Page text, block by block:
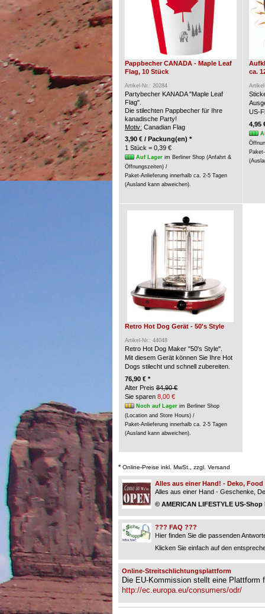
Pappbecher CANADA - Maple Leaf
Flag, 10 Stück
Artikel-Nr.: 20284
Partybecher KANADA "Maple Leaf
Flag".
Die stilechten Pappbecher für Ihre
kanadische Party!
Motiv: Canadian Flag
3,90 € / Packung(en) *
1 Stück = 0,39 €
Auf Lagerim Berliner Shop (Anfahrt &
Öffnungszeiten) /
Paket-Anlieferung innerhalb ca. 2-5 Tagen
(Ausland kann abweichen).
ca.
US-
4,95
Retro Hot Dog Gerät - 50's Style
Artikel-Nr.: 44048
Retro Hot Dog Maker "50's Style".
Mit diesem Gerät können Sie Ihre Hot
Dogs stilecht und schnell zubereiten.
76,90 € *
Alter Preis 84,90 €
Sie sparen 8,00 €
Noch auf Lagerim Berliner Shop
(Location and Store Hours) /
Paket-Anlieferung innerhalb ca. 2-5 Tagen
(Ausland kann abweichen).
* Online-Preise inkl. MwSt., zzgl. Versand
Alles aus einer Hand! - Deko, Food
Alles aus einer Hand - Geschenke,
© AMERICAN LIFESTYLE US-Shop
??? FAQ ???
Hier finden Sie die passenden
Klicken Sie einfach auf den
Online-Streitschlichtungsplattform
Die EU-Kommission stellt eine
http://ec.europa.eu/consumers/odr/